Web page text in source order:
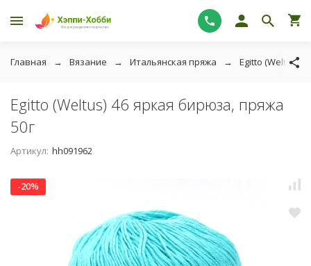
Главная Вязание Итальянская пряжа Egitto (Weltus)
Egitto (Weltus) 46 яркая бирюза, пряжа
50г
Артикул: hh091962
-20%